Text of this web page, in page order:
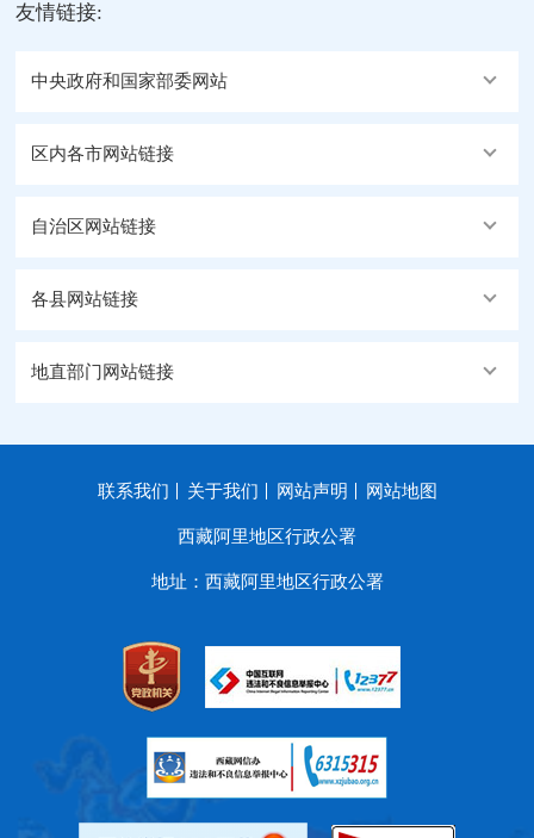
友情链接:
中央政府和国家部委网站
区内各市网站链接
自治区网站链接
各县网站链接
地直部门网站链接
联系我们 关于我们 网站声明 网站地图
西藏阿里地区行政公署
地址：西藏阿里地区行政公署